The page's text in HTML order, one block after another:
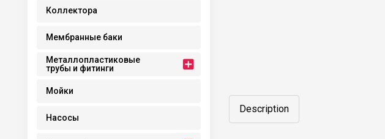
Коллектора
Мембранные баки
Металлопластиковые
трубы и фитинги
Мойки
Насосы
Description